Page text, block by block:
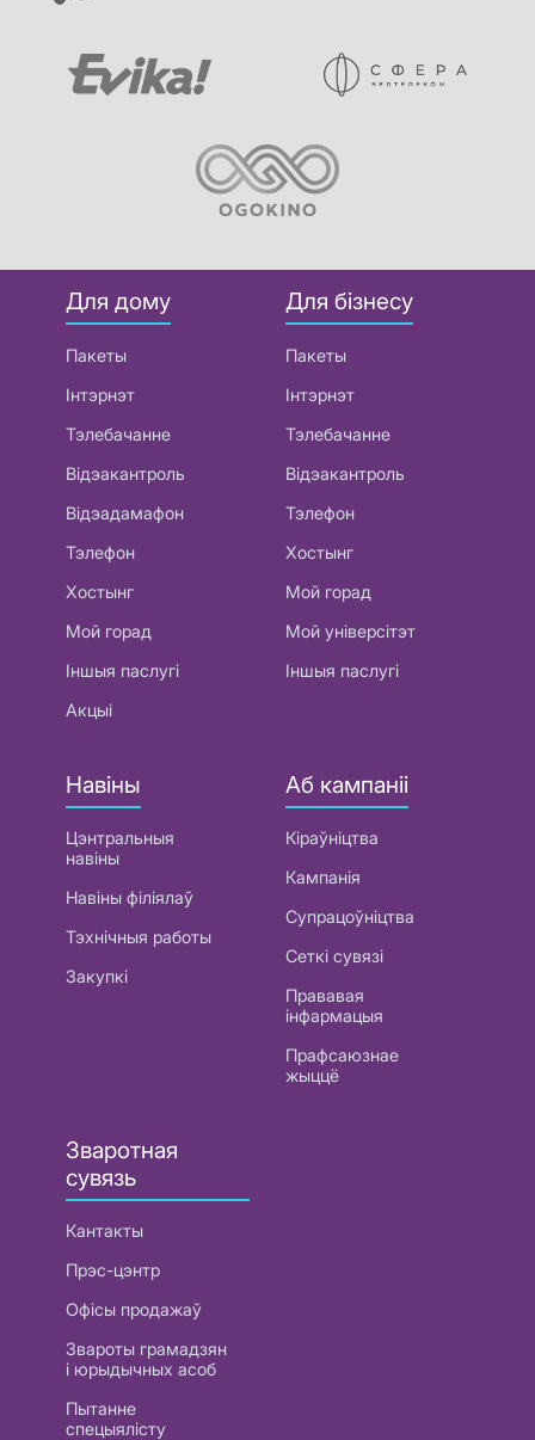
Для дому
Пакеты
Інтэрнэт
Тэлебачанне
Відэакантроль
Відэадамафон
Тэлефон
Хостынг
Мой горад
Іншыя паслугі
Акцыі
Для бізнесу
Пакеты
Інтэрнэт
Тэлебачанне
Відэакантроль
Тэлефон
Хостынг
Мой горад
Мой універсітэт
Іншыя паслугі
Навіны
Цэнтральныя
навіны
Навіны філіялаў
Тэхнічныя работы
Закупкі
Аб кампаніі
Кіраўніцтва
Кампанія
Супрацоўніцтва
Сеткі сувязі
Прававая
інфармацыя
Прафсаюзнае
жыццё
Зваротная
сувязь
Кантакты
Прэс-цэнтр
Офісы продажаў
Звароты грамадзян
і юрыдычных асоб
Пытанне
спецыялісту